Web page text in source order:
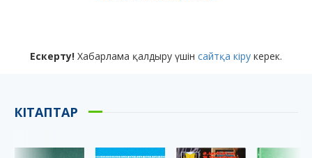
Ескерту! Хабарлама қалдыру үшін сайтқа кіру керек.
КІТАПТАР